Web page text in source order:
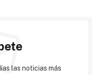
las noticias más